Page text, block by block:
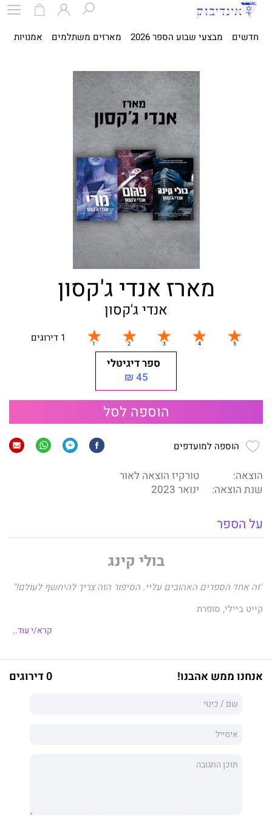
חדשים מבצעי שבוע הספר 2026 מארזים משתלמים אמנויות
מארז אנדי ג'קסון
אנדי ג'קסון
1 דירוגים
ספר דיגיטלי
45 ₪
הוספה לסל
הוספה למועדפים
הוצאה:
טורקיז הוצאה לאור
שנת הוצאה:
ינואר 2023
על הספר
בולי קינג
"זה אחד הספרים האהובים עליי. הסיפור הזה צריך להיחשף לעולם!"
קייט ביילי, סופרת
כל העיירה סוגדת לו, ואני מתפלל לאלוהים שיגאל אותי מייסוריי.
הוא מענה אותי, הופך את חיי לגיהינום עלי אדמות, ואני הקורבן שלו.
קרא/י עוד..
אנחנו ממש אהבנו! 0 דירוגים